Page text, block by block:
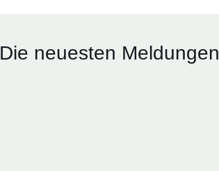
Die neuesten Meldungen